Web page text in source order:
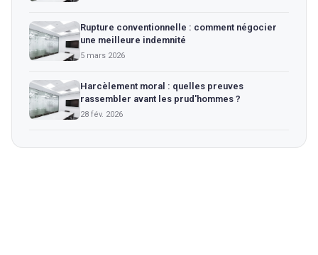
Rupture conventionnelle : comment négocier
une meilleure indemnité
5 mars 2026
Harcèlement moral : quelles preuves
rassembler avant les prud'hommes ?
28 fév. 2026